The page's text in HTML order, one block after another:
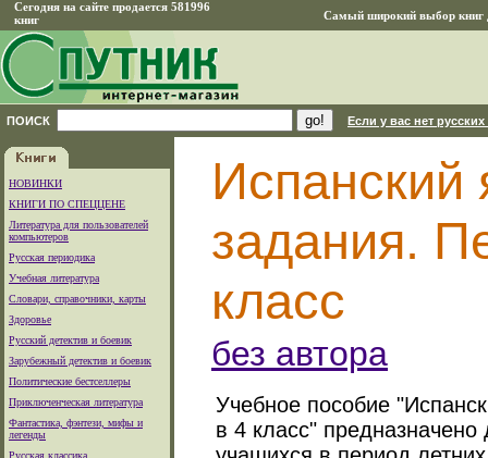
Сегодня на сайте продается 581996
книг
Самый широкий выбор книг
ПОИСК Если у вас нет
НОВИНКИ
КНИГИ ПО СПЕЦЦЕНЕ
Литература для пользователей
компьютеров
Русская периодика
Учебная литература
Словари, справочники, карты
Здоровье
Русский детектив и боевик
Зарубежный детектив и боевик
Политические бестселлеры
Приключенческая литература
Фантастика, фэнтези, мифы и
легенды
Русская классика
Испанский
задания.
класс
без автора
Учебное пособие
в 4 класс"